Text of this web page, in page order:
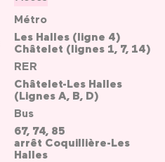
Métro
Les Halles (ligne 4)
Châtelet (lignes 1, 7, 14)
RER
Châtelet-Les Halles
(Lignes A, B, D)
Bus
67, 74, 85
arrêt Coquillière-Les
Halles